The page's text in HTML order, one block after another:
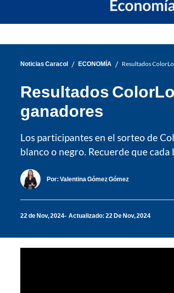
Noticias Caracol / ECONOMÍA / Resultados
Resultados
ganadores
Los participantes en el sorteo de
blanco o negro. Recuerde que
Por: Valentina Gómez Gómez
22 de Nov, 2024 Actualizado: 22 De Nov, 2024